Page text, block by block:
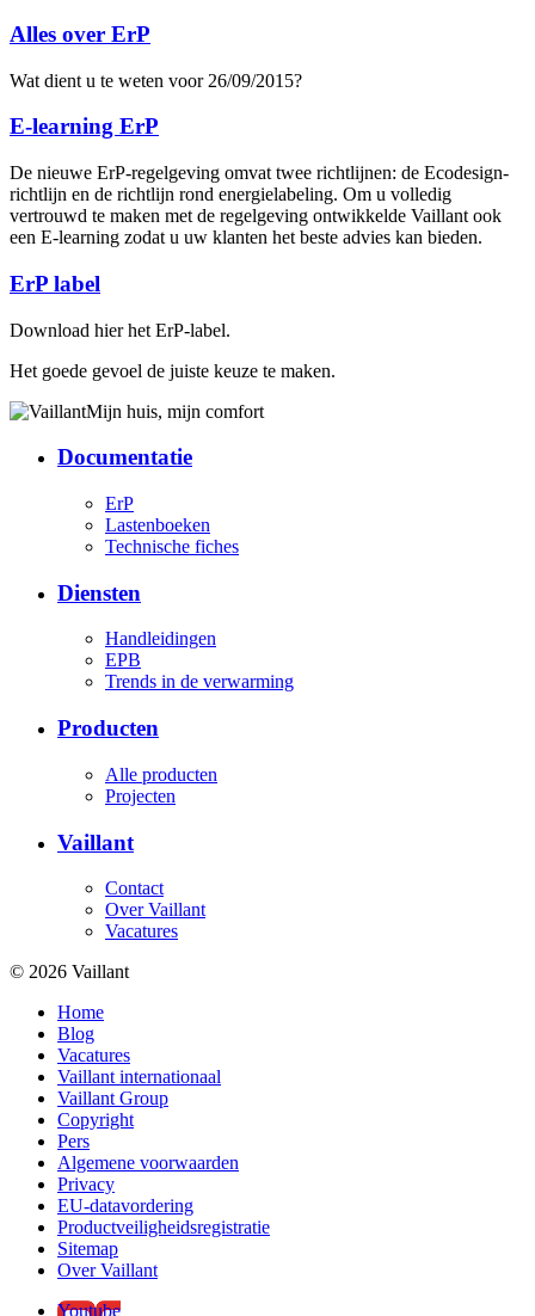
Alles over ErP
Wat dient u te weten voor 26/09/2015?
E-learning ErP
De nieuwe ErP-regelgeving omvat twee richtlijnen: de Ecodesign-
richtlijn en de richtlijn rond energielabeling. Om u volledig
vertrouwd te maken met de regelgeving ontwikkelde Vaillant ook
een E-learning zodat u uw klanten het beste advies kan bieden.
ErP label
Download hier het ErP-label.
Het goede gevoel de juiste keuze te maken.
Mijn huis, mijn comfort
Documentatie
ErP
Lastenboeken
Technische fiches
Diensten
Handleidingen
EPB
Trends in de verwarming
Producten
Alle producten
Projecten
Vaillant
Contact
Over Vaillant
Vacatures
© 2026 Vaillant
Home
Blog
Vacatures
Vaillant internationaal
Vaillant Group
Copyright
Pers
Algemene voorwaarden
Privacy
EU-datavordering
Productveiligheidsregistratie
Sitemap
Over Vaillant
Youtube